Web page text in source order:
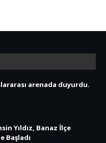
arenada duyurdu.
Yıldız, Banaz İlçe
Başladı